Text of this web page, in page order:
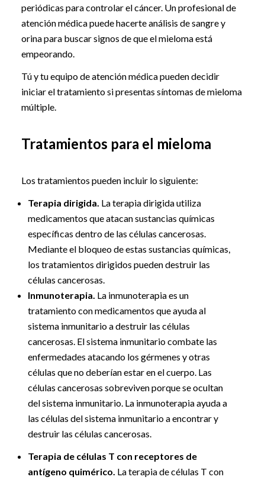
periódicas para controlar el cáncer. Un profesional de
atención médica puede hacerte análisis de sangre y
orina para buscar signos de que el mieloma está
empeorando.
Tú y tu equipo de atención médica pueden decidir
iniciar el tratamiento si presentas síntomas de mieloma
múltiple.
Tratamientos para el mieloma
Los tratamientos pueden incluir lo siguiente:
Terapia dirigida. La terapia dirigida utiliza
medicamentos que atacan sustancias químicas
específicas dentro de las células cancerosas.
Mediante el bloqueo de estas sustancias químicas,
los tratamientos dirigidos pueden destruir las
células cancerosas.
Inmunoterapia. La inmunoterapia es un
tratamiento con medicamentos que ayuda al
sistema inmunitario a destruir las células
cancerosas. El sistema inmunitario combate las
enfermedades atacando los gérmenes y otras
células que no deberían estar en el cuerpo. Las
células cancerosas sobreviven porque se ocultan
del sistema inmunitario. La inmunoterapia ayuda a
las células del sistema inmunitario a encontrar y
destruir las células cancerosas.
Terapia de células T con receptores de
antígeno quimérico. La terapia de células T con